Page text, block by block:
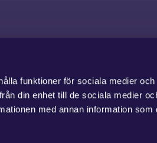
funktioner för sociala medier och
din enhet till de sociala medier
med annan information som